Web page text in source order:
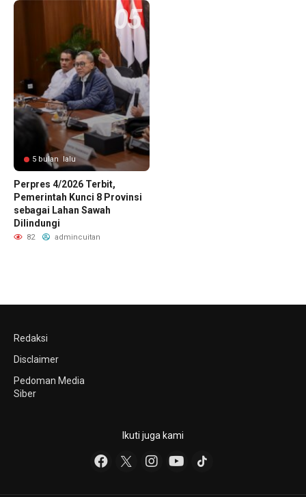
5 bulan lalu
Perpres 4/2026 Terbit,
Pemerintah Kunci 8 Provinsi
sebagai Lahan Sawah
Dilindungi
82 admincuitan
Redaksi
Disclaimer
Pedoman Media
Siber
Ikuti juga kami